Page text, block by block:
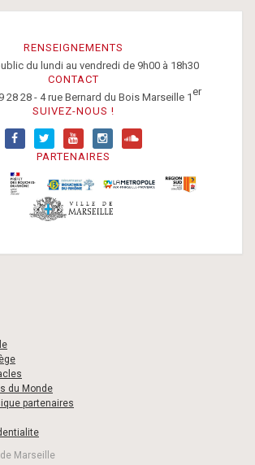
RENSEIGNEMENTS
du lundi au vendredi de 9h00 à 18h30
CONTACT
28 28 - 4 rue Bernard du Bois Marseille 1er
SUIVEZ-NOUS !
PARTENAIRES
du Monde
partenaires
Marseille